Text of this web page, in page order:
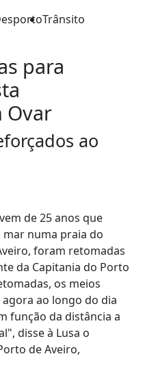
Trânsito
para
Ovar
ao
de 25 anos que
numa praia do
foram retomadas
da Capitania do Porto
os meios
ao longo do dia
função da distância a
disse à Lusa o
de Aveiro,